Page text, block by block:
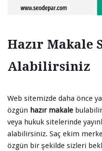
Hazır Makale
Alabilirsiniz
Web sitemizde daha önce
özgün hazır makale
veya hukuk sitelerinde
alabilirsiniz. Saç ekim
özgün bir şekilde sizleri